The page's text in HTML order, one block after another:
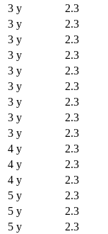
3 y
2.3
3 y
2.3
3 y
2.3
3 y
2.3
3 y
2.3
3 y
2.3
3 y
2.3
3 y
2.3
3 y
2.3
4 y
2.3
4 y
2.3
4 y
2.3
5 y
2.3
5 y
2.3
5 y
2.3